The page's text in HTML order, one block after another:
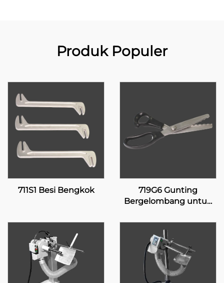
Produk Populer
711S1 Besi Bengkok
719G6 Gunting
Bergelombang untuk